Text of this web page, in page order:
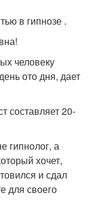
в гипнозе .
человеку
ото дня, дает
составляет 20-
гипнолог, а
хочет,
и сдал
для своего